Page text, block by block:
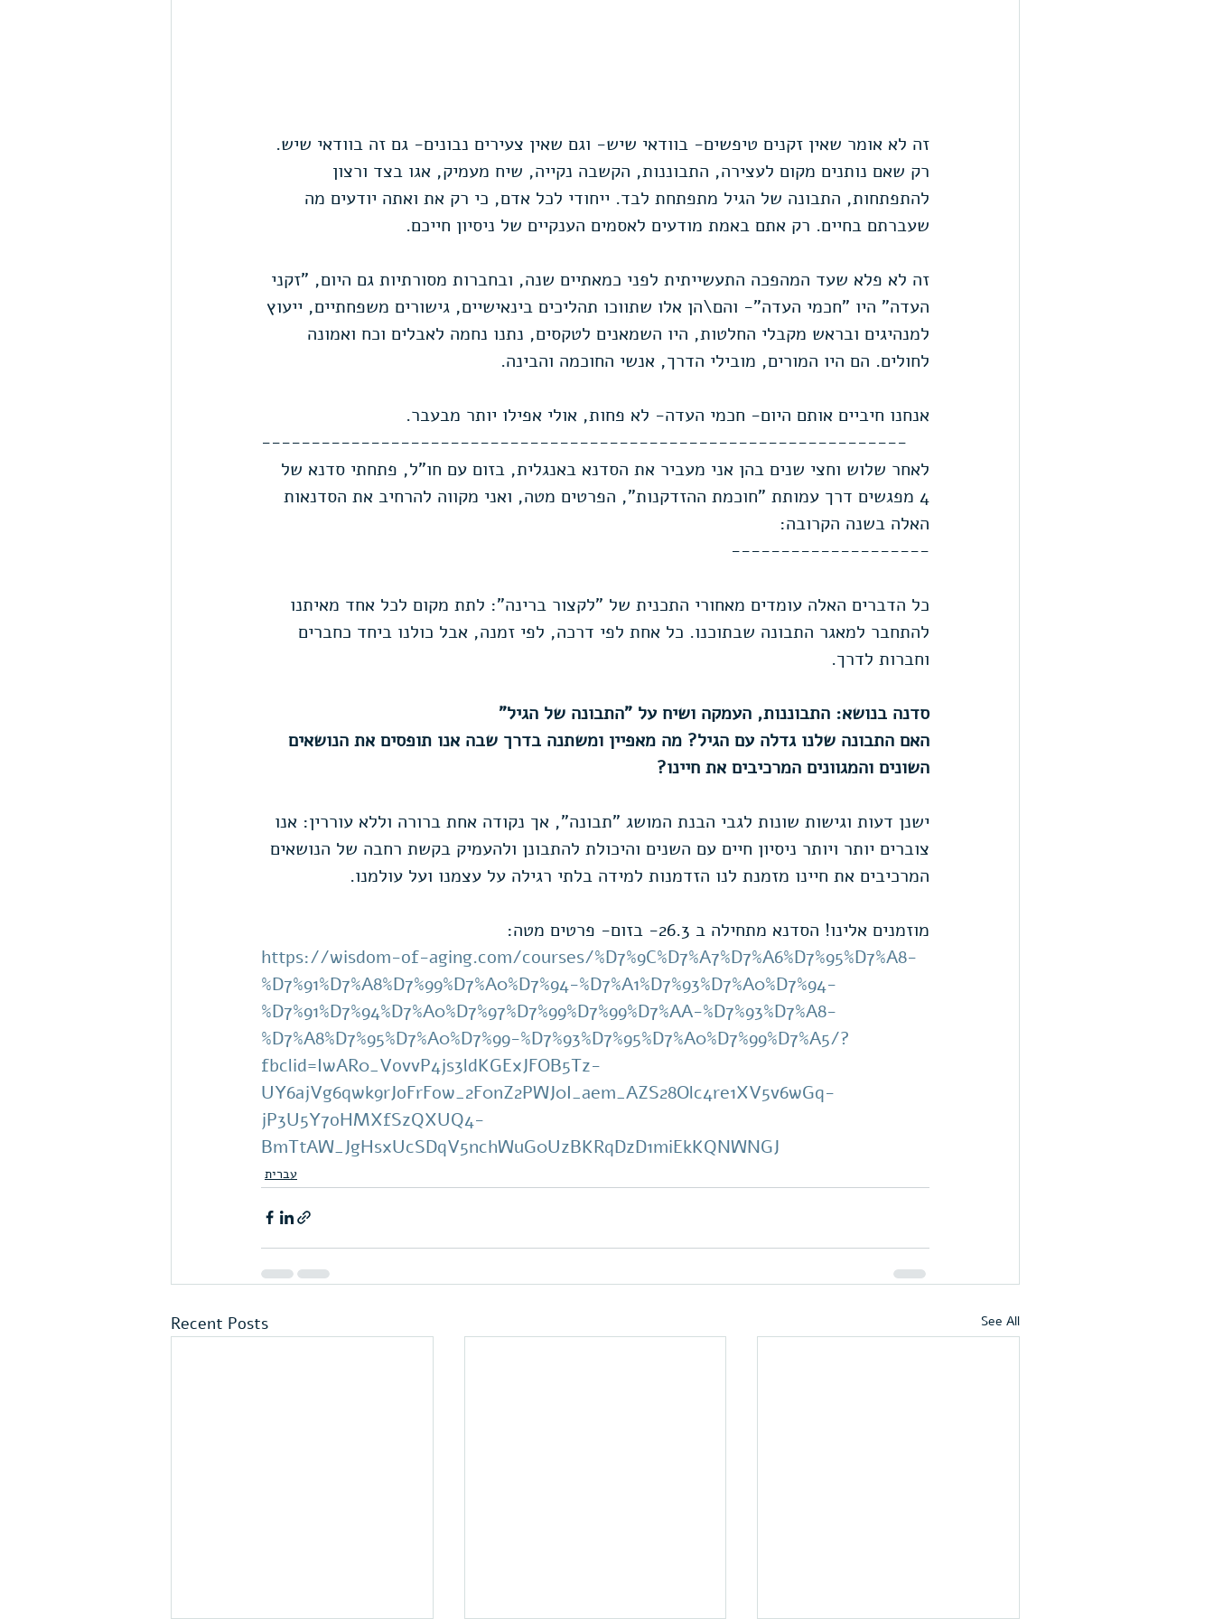
זה לא אומר שאין זקנים טיפשים- בוודאי שיש- וגם שאין צעירים נבונים- גם זה בוודאי שיש.
רק שאם נותנים מקום לעצירה, התבוננות, הקשבה נקייה, שיח מעמיק, אגו בצד ורצון
להתפתחות, התבונה של הגיל מתפתחת לבד. ייחודי לכל אדם, כי רק את ואתה יודעים מה
שעברתם בחיים. רק אתם באמת מודעים לאסמים הענקיים של ניסיון חייכם.
זה לא פלא שעד המהפכה התעשייתית לפני כמאתיים שנה, ובחברות מסורתיות גם היום, "זקני
העדה" היו "חכמי העדה"- והם\הן אלו שתווכו תהליכים בינאישיים, גישורים משפחתיים, ייעוץ
למנהיגים ובראש מקבלי החלטות, היו השמאנים לטקסים, נתנו נחמה לאבלים וכח ואמונה
לחולים. הם היו המורים, מובילי הדרך, אנשי החוכמה והבינה.
אנחנו חיביים אותם היום- חכמי העדה- לא פחות, אולי אפילו יותר מבעבר.
-----------------------------------------------------------------
לאחר שלוש וחצי שנים בהן אני מעביר את הסדנא באנגלית, בזום עם חו"ל, פתחתי סדנא של
4 מפגשים דרך עמותת "חוכמת ההזדקנות", הפרטים מטה, ואני מקווה להרחיב את הסדנאות
האלה בשנה הקרובה:
--------------------
כל הדברים האלה עומדים מאחורי התכנית של "לקצור ברינה": לתת מקום לכל אחד מאיתנו
להתחבר למאגר התבונה שבתוכנו. כל אחת לפי דרכה, לפי זמנה, אבל כולנו ביחד כחברים
וחברות לדרך.
סדנה בנושא: התבוננות, העמקה ושיח על "התבונה של הגיל"
האם התבונה שלנו גדלה עם הגיל? מה מאפיין ומשתנה בדרך שבה אנו תופסים את הנושאים
השונים והמגוונים המרכיבים את חיינו?
ישנן דעות וגישות שונות לגבי הבנת המושג "תבונה", אך נקודה אחת ברורה וללא עוררין: אנו
צוברים יותר ויותר ניסיון חיים עם השנים והיכולת להתבונן ולהעמיק בקשת רחבה של הנושאים
המרכיבים את חיינו מזמנת לנו הזדמנות למידה בלתי רגילה על עצמנו ועל עולמנו.
מוזמנים אלינו! הסדנא מתחילה ב 26.3- בזום- פרטים מטה:
https://wisdom-of-aging.com/courses/%D7%9C%D7%A7%D7%A6%D7%95%D7%A8-
%D7%91%D7%A8%D7%99%D7%A0%D7%94-%D7%A1%D7%93%D7%A0%D7%94-
%D7%91%D7%94%D7%A0%D7%97%D7%99%D7%99%D7%AA-%D7%93%D7%A8-
%D7%A8%D7%95%D7%A0%D7%99-%D7%93%D7%95%D7%A0%D7%99%D7%A5/?
fbclid=IwAR0_VovvP4js3ldKGExJFOB5Tz-
UY6ajVg6qwk9rJoFrFow_2F0nZ2PWJ0I_aem_AZS28Olc4re1XV5v6wGq-
jP3U5Y7oHMXfSzQXUQ4-
BmTtAW_JgHsxUcSDqV5nchWuG0UzBKRqDzD1miEkKQNWNGJ
עברית
Recent Posts See All